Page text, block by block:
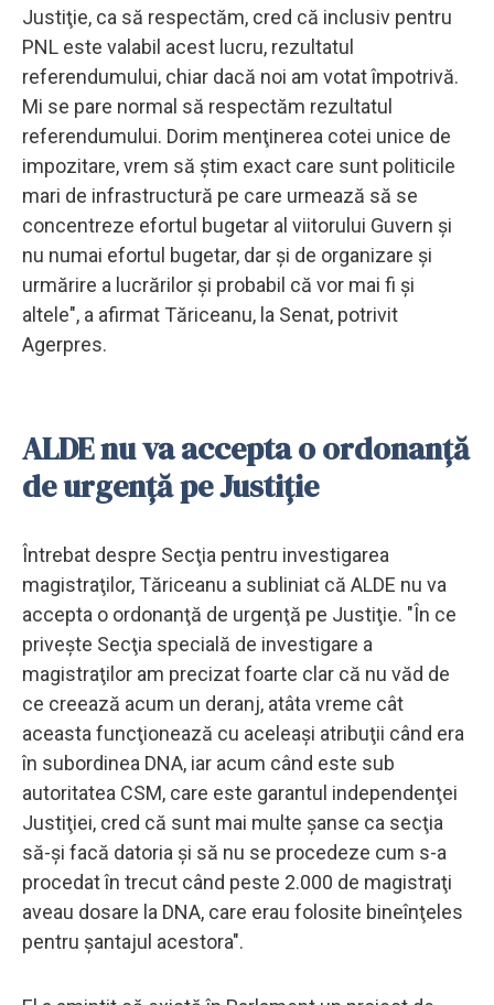
Justiţie, ca să respectăm, cred că inclusiv pentru
PNL este valabil acest lucru, rezultatul
referendumului, chiar dacă noi am votat împotrivă.
Mi se pare normal să respectăm rezultatul
referendumului. Dorim menţinerea cotei unice de
impozitare, vrem să ştim exact care sunt politicile
mari de infrastructură pe care urmează să se
concentreze efortul bugetar al viitorului Guvern şi
nu numai efortul bugetar, dar şi de organizare şi
urmărire a lucrărilor şi probabil că vor mai fi şi
altele", a afirmat Tăriceanu, la Senat, potrivit
Agerpres.
ALDE nu va accepta o ordonanţă
de urgenţă pe Justiţie
Întrebat despre Secţia pentru investigarea
magistraţilor, Tăriceanu a subliniat că ALDE nu va
accepta o ordonanţă de urgenţă pe Justiţie. "În ce
priveşte Secţia specială de investigare a
magistraţilor am precizat foarte clar că nu văd de
ce creează acum un deranj, atâta vreme cât
aceasta funcţionează cu aceleaşi atribuţii când era
în subordinea DNA, iar acum când este sub
autoritatea CSM, care este garantul independenţei
Justiţiei, cred că sunt mai multe şanse ca secţia
să-şi facă datoria şi să nu se procedeze cum s-a
procedat în trecut când peste 2.000 de magistraţi
aveau dosare la DNA, care erau folosite bineînţeles
pentru şantajul acestora".